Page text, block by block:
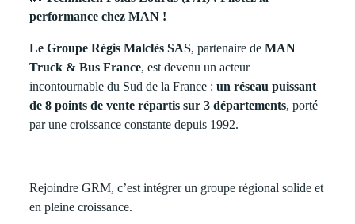
performance chez MAN !
Le Groupe Régis Malclès SAS, partenaire deMAN
Truck & Bus France, est devenu un acteur
incontournable du Sud de la France :un réseau puissant
de 8 points de vente répartis sur 3 départements, porté
par une croissance constante depuis 1992.
Rejoindre GRM, c’est intégrer un groupe régional solide et
en pleine croissance.